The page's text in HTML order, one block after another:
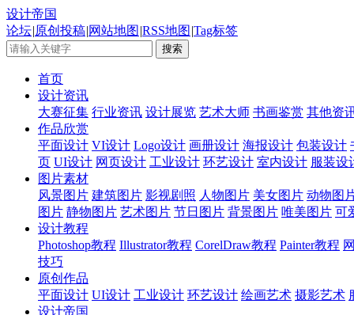
设计帝国
论坛|原创投稿|网站地图 |RSS地图 |Tag标签
首页
设计资讯
大赛征集 行业资讯 设计展览 艺术大师 书画鉴赏 其他资
作品欣赏
平面设计 VI设计 Logo设计 画册设计 海报设计 包装设计
页 UI设计 网页设计 工业设计 环艺设计 室内设计 服装设
图片素材
风景图片 建筑图片 影视剧照 人物图片 美女图片 动物图
图片 静物图片 艺术图片 节日图片 背景图片 唯美图片 可
设计教程
Photoshop教程 Illustrator教程 CorelDraw教程 Painter教程
技巧
原创作品
平面设计 UI设计 工业设计 环艺设计 绘画艺术 摄影艺术
设计帝国